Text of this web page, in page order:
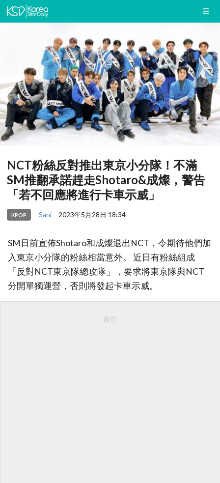
NCT粉絲反對推出東京小分隊！不滿
SM推翻承諾趕走Shotaro&成燦，警告
「若不回應將進行卡車示威」
KPOP Sani 2023年5月28日 18:34
SM日前宣佈Shotaro和成燦退出NCT，令期待他們加
入東京小分隊的粉絲相當意外。 近日有粉絲組成
「反對NCT東京隊總攻隊」，要求將東京隊與NCT
分開單獨運營，否則將發起卡車示威。
廣告